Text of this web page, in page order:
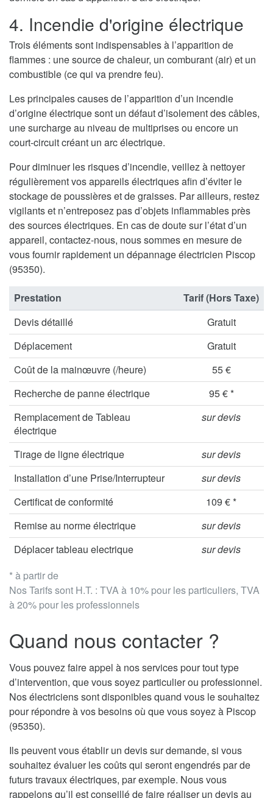
4. Incendie d'origine électrique
Trois éléments sont indispensables à l’apparition de
flammes : une source de chaleur, un comburant (air) et un
combustible (ce qui va prendre feu).
Les principales causes de l’apparition d’un incendie
d’origine électrique sont un défaut d’isolement des câbles,
une surcharge au niveau de multiprises ou encore un
court-circuit créant un arc électrique.
Pour diminuer les risques d’incendie, veillez à nettoyer
régulièrement vos appareils électriques afin d’éviter le
stockage de poussières et de graisses. Par ailleurs, restez
vigilants et n’entreposez pas d’objets inflammables près
des sources électriques. En cas de doute sur l’état d’un
appareil, contactez-nous, nous sommes en mesure de
vous fournir rapidement un dépannage électricien Piscop
(95350).
* à partir de
Nos Tarifs sont H.T. : TVA à 10% pour les particuliers, TVA
à 20% pour les professionnels
Prestation
Tarif (Hors Taxe)
Devis détaillé
Gratuit
Déplacement
Gratuit
Coût de la mainœuvre (/heure)
55 €
Recherche de panne électrique
95 € *
Remplacement de Tableau
électrique
sur devis
Tirage de ligne électrique
sur devis
Installation d’une Prise/Interrupteur
sur devis
Certificat de conformité
109 € *
Remise au norme électrique
sur devis
Déplacer tableau electrique
sur devis
Quand nous contacter ?
Vous pouvez faire appel à nos services pour tout type
d’intervention, que vous soyez particulier ou professionnel.
Nos électriciens sont disponibles quand vous le souhaitez
pour répondre à vos besoins où que vous soyez à Piscop
(95350).
Ils peuvent vous établir un devis sur demande, si vous
souhaitez évaluer les coûts qui seront engendrés par de
futurs travaux électriques, par exemple. Nous vous
rappelons qu’il est conseillé de faire réaliser un devis au